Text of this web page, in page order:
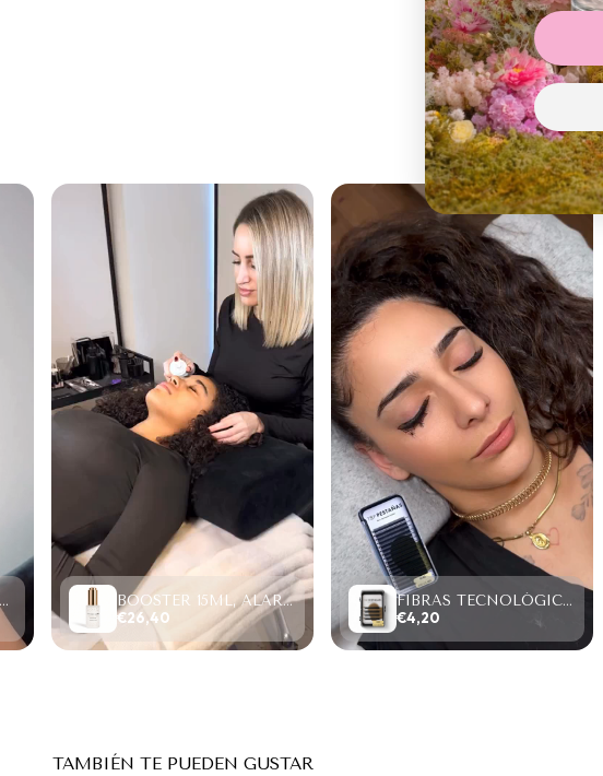
PROTEIN RECONSTRUCTION SYSTEM, LIFTING Y LAMINADO (2-6 MINUTOS) BOOSTER 15ML, ALARGA RETENCIÓN/ACELERA SECADO.
€26,40
FIBRAS TECNOLÓGICAS “TOP PESTAÑAS” W LASHES 4D,SAMPLE SIZE (4 FILAS)
€4,20
TAMBIÉN TE PUEDEN GUSTAR